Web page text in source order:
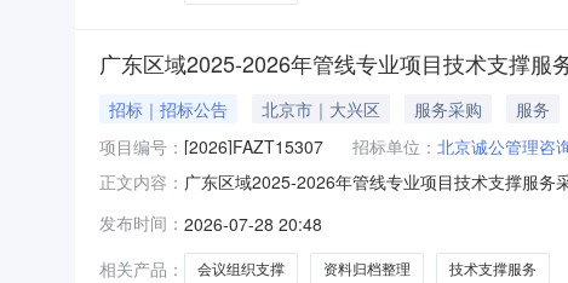
广东区域2025-2026年管线专业项目技术支撑服
招标｜招标公告 北京市｜大兴区 服务采购 服务
项目编号： [2026]FAZT15307 招标单位： 北京诚公管理咨
正文内容： 广东区域2025-2026年管线专业项目技术支撑服
业项目技术支撑服务采购】1.2采购内容及分包（
发布时间： 2026-07-28 20:48
相关产品：
会议组织支撑 资料归档整理 技术支撑服务